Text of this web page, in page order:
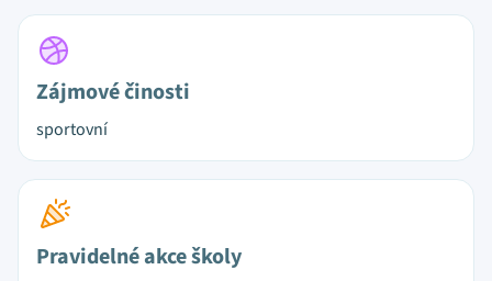
Zájmové činosti
sportovní
Pravidelné akce školy